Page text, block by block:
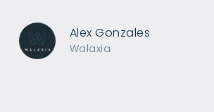
Alex Gonzales
Walaxia